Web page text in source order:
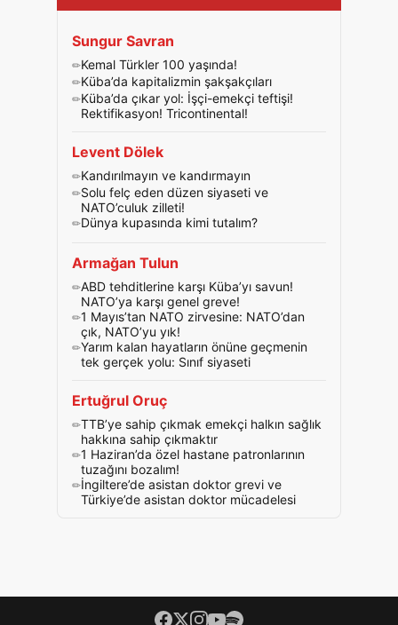
Sungur Savran
Kemal Türkler 100 yaşında!
Küba’da kapitalizmin şakşakçıları
Küba’da çıkar yol: İşçi-emekçi teftişi!
Rektifikasyon! Tricontinental!
Levent Dölek
Kandırılmayın ve kandırmayın
Solu felç eden düzen siyaseti ve
NATO’culuk zilleti!
Dünya kupasında kimi tutalım?
Armağan Tulun
ABD tehditlerine karşı Küba’yı savun!
NATO’ya karşı genel greve!
1 Mayıs’tan NATO zirvesine: NATO’dan
çık, NATO’yu yık!
Yarım kalan hayatların önüne geçmenin
tek gerçek yolu: Sınıf siyaseti
Ertuğrul Oruç
TTB’ye sahip çıkmak emekçi halkın sağlık
hakkına sahip çıkmaktır
1 Haziran’da özel hastane patronlarının
tuzağını bozalım!
İngiltere’de asistan doktor grevi ve
Türkiye’de asistan doktor mücadelesi